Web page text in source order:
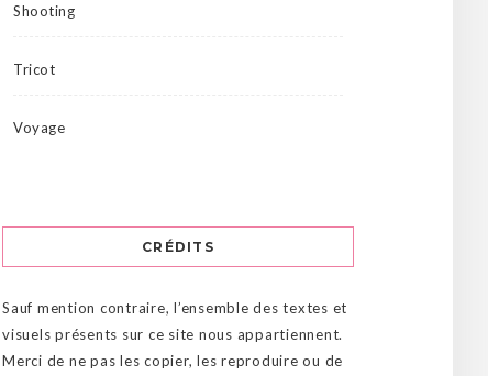
Shooting
Tricot
Voyage
CRÉDITS
Sauf mention contraire, l’ensemble des textes et
visuels présents sur ce site nous appartiennent.
Merci de ne pas les copier, les reproduire ou de